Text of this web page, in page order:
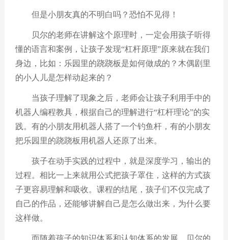
但是小朋友真的不明白吗？恐怕不见得！
贝尔的老师在讲解这个原理时，一定会用孩子听得
懂的语言和案例，让孩子发现“杠杆原理”原来就在我们
身边，比如：乐园里的跷跷板是如何做成的？木偶剧里
的小人儿是怎样动起来的？
当孩子理解了现象之后，老师会让孩子利用手中的
机器人编程教具，根据自己的理解进行“杠杆理论”的实
践。有的小朋友用机器人搭了一个钓鱼杆，有的小朋友
把乐园里的跷跷板用机器人还原了出来。
孩子在动手实践的过程中，就是深度学习，输出的
过程。相比一上来就用公式把孩子罩住，这样的方式孩
子更容易理解和吸收。课程的结尾，孩子们不仅完成了
自己的作品，还能够讲解自己是怎么做出来，为什么要
这样做。
而随着孩子的知识体系和认知体系的发展，贝尔的